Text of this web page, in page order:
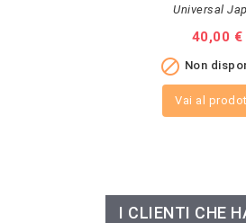
Universal
Prezzo
40,00 €
 Non
Vai al
I CLIENTI CHE